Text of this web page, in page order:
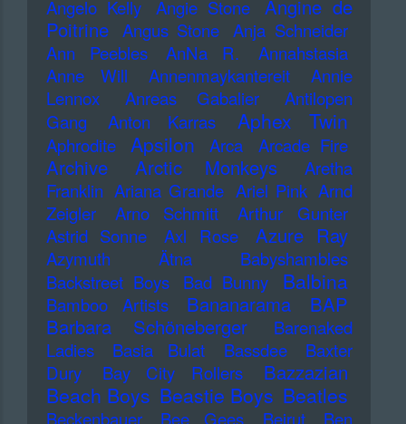
Angelo Kelly
Angie Stone
Angine de
Poitrine Angus Stone Anja Schneider
Ann Peebles
AnNa R.
Annahstasia
Anne Will
Annenmaykantereit
Annie
Lennox
Anreas Gabalier
Antilopen
Gang
Anton Karras Aphex Twin
Aphrodite Apsilon Arca Arcade Fire
Archive Arctic Monkeys
Aretha
Franklin Ariana Grande Ariel Pink Arnd
Zeigler
Arno Schmitt
Arthur Gunter
Astrid Sonne
Axl Rose Azure Ray
Azymuth Ätna
Babyshambles
Backstreet Boys
Bad Bunny Balbina
Bamboo Artists Bananarama
BAP
Barbara Schöneberger
Barenaked
Ladies
Basia Bulat Bassdee
Baxter
Dury
Bay City Rollers Bazzazian
Beach Boys Beastie Boys Beatles
Beckenbauer Bee Gees Beirut
Ben